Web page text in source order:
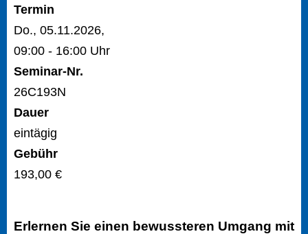
Termin
Do., 05.11.2026,
09:00 - 16:00 Uhr
Seminar-Nr.
26C193N
Dauer
eintägig
Gebühr
193,00 €
Erlernen Sie einen bewussteren Umgang mit